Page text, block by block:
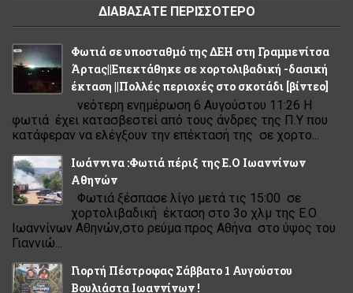
ΔΙΑΒΑΣΑΤΕ ΠΕΡΙΣΣΟΤΕΡΟ
Φωτιά σε υποσταθμό της ΔΕΗ στη Γραμμενίτσα
Άρτας||Επεκτάθηκε σε χορτολιβαδική -δασική
έκταση ||Πολλές περιοχές στο σκοτάδι [βίντεο]
νεότερη ενημέρωση 6 Αυγούστου 11:26 Η
φωτιά έχει κατασβεστεί από τους άνδρες της Π.Υ που
κατάφεραν να ελέγξουν την επέκτασή της σε χορτο...
Ιωάννινα :Φωτιά πέριξ της Ε.Ο Ιωαννίνων
Αθηνών
Φωτιά ξέσπασε λίγο μετά τις 15:00 σε
χορτολιβαδική έκταση στο 3ο χλμ της Ε.Ο
Ιωαννίνων Αθηνών,στο ρεύμα προς Αθήνα στο ύψος του
Γιαννιώ...
Γιορτή Πέστροφας Σάββατο 1 Αυγούστου
Βουλιάστα Ιωαννίνων !